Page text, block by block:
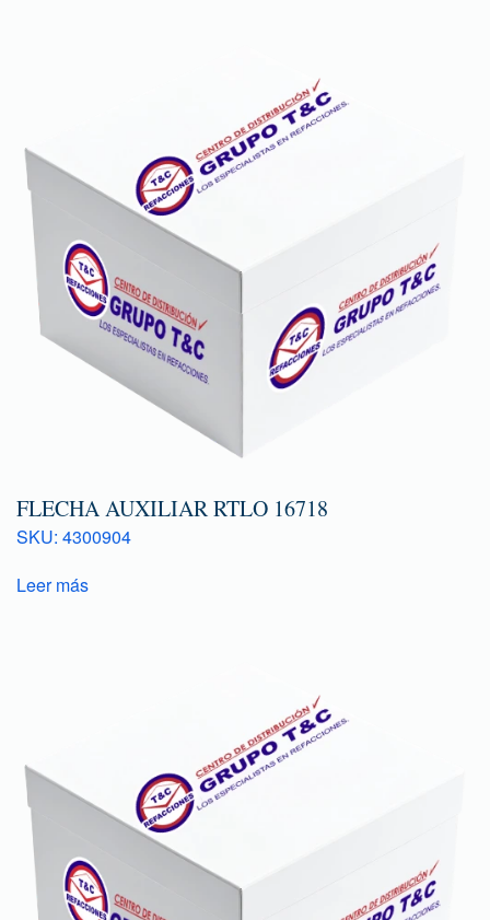
FLECHA AUXILIAR RTLO 16718
SKU: 4300904
Leer más